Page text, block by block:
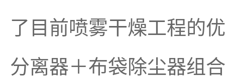
了目前喷雾干燥工程的
分离器＋布袋除尘器组